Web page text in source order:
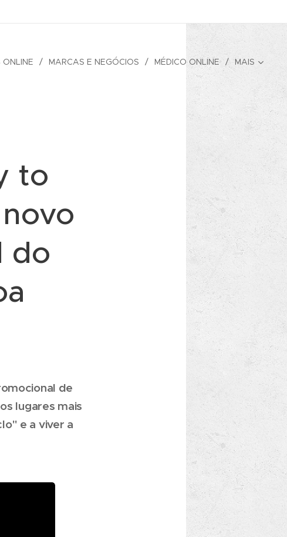
ONLINE MARCAS E NEGÓCIOS MÉDICO ONLINE MAIS
to
do
de
lugares mais
e a viver a